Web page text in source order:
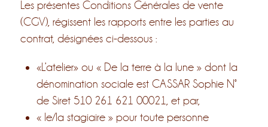
Les présentes Conditions Générales de vente
(CGV), régissent les rapports entre les parties au
contrat, désignées ci-dessous :
«L’atelier» ou « De la terre à la lune » dont la
dénomination sociale est CASSAR Sophie N°
de Siret 510 261 621 00021, et par,
« le/la stagiaire » pour toute personne